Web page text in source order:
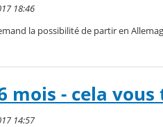
18:46
la possibilité de partir en
mois - cela vous
14:57